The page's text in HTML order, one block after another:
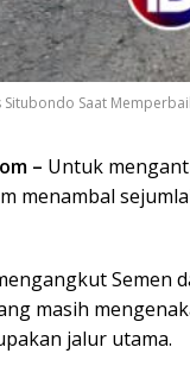
Saat
– Untuk
menambal
Semen
masih
jalur utama.